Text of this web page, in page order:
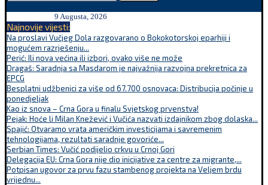
9 Augusta, 2026
Najnovije vijesti:
Na proslavi Vučjeg Dola razgovarano o Bokokotorskoj eparhiji i
mogućem razrješenju...
Perić: Ili nova većina ili izbori, ovako više ne može
Dragaš: Saradnja sa Masdarom je najvažnija razvojna prekretnica za
EPCG
Besplatni udžbenici za više od 67.700 osnovaca: Distribucija počinje u
ponedjeljak
Kao iz snova – Crna Gora u finalu Svjetskog prvenstva!
Pejak: Hoće li Milan Knežević i Vučića nazvati izdajnikom zbog dolaska...
Spajić: Otvaramo vrata američkim investicijama i savremenim
tehnologijama, rezultati saradnje govoriće...
Serbian Times: Vučić podijelio crkvu u Crnoj Gori
Delegacija EU: Crna Gora nije dio inicijative za centre za migrante,...
Potpisan ugovor za prvu fazu stambenog projekta na Veljem brdu
vrijednu...